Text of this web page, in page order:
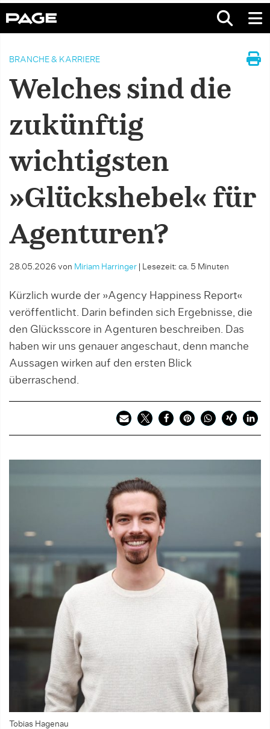
BRANCHE & KARRIERE
Welches sind die
zukünftig
wichtigsten
»Glückshebel« für
Agenturen?
28.05.2026 von Miriam Harringer Lesezeit: ca. 5 Minuten
Kürzlich wurde der »Agency Happiness Report«
veröffentlicht. Darin befinden sich Ergebnisse, die
den Glücksscore in Agenturen beschreiben. Das
haben wir uns genauer angeschaut, denn manche
Aussagen wirken auf den ersten Blick
überraschend.
Tobias Hagenau